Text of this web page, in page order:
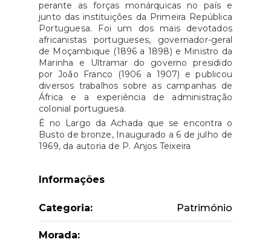
perante as forças monárquicas no país e
junto das instituições da Primeira República
Portuguesa. Foi um dos mais devotados
africanistas portugueses, governador-geral
de Moçambique (1896 a 1898) e Ministro da
Marinha e Ultramar do governo presidido
por João Franco (1906 a 1907) e publicou
diversos trabalhos sobre as campanhas de
África e a experiência de administração
colonial portuguesa.
É no Largo da Achada que se encontra o
Busto de bronze, Inaugurado a 6 de julho de
1969, da autoria de P. Anjos Teixeira
Informações
Categoria: Património
Morada: